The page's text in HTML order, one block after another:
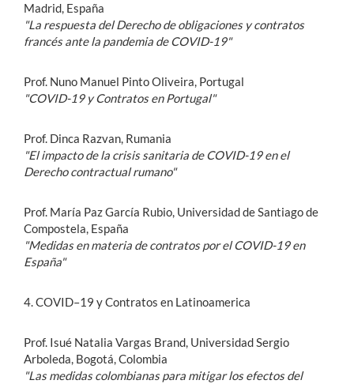
Madrid, España
"La respuesta del Derecho de obligaciones y contratos
francés ante la pandemia de COVID-19"
Prof. Nuno Manuel Pinto Oliveira, Portugal
"COVID-19 y Contratos en Portugal"
Prof. Dinca Razvan, Rumania
"El impacto de la crisis sanitaria de COVID-19 en el
Derecho contractual rumano"
Prof. María Paz García Rubio, Universidad de Santiago de
Compostela, España
"Medidas en materia de contratos por el COVID-19 en
España"
4. COVID–19 y Contratos en Latinoamerica
Prof. Isué Natalia Vargas Brand, Universidad Sergio
Arboleda, Bogotá, Colombia
"Las medidas colombianas para mitigar los efectos del